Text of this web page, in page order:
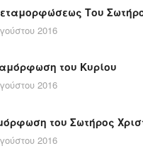
Του
2016
του Κυρίου
2016
του Σωτήρος
2016